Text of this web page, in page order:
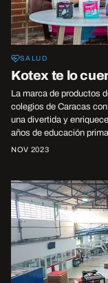
SALUD
Kotex te lo
La marca de productos
colegios de Caracas
una divertida y
años de educación
NOV 2023